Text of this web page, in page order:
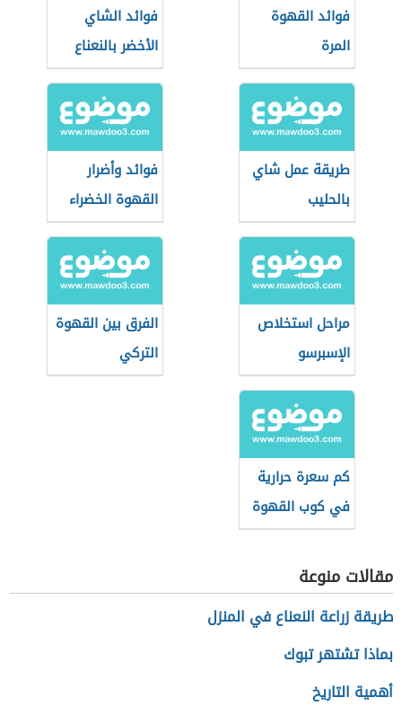
فوائد القهوة
المرة
فوائد الشاي
الأخضر بالنعناع
طريقة عمل شاي
بالحليب
فوائد وأضرار
القهوة الخضراء
مراحل استخلاص
الإسبرسو
الفرق بين القهوة
التركي
والإسبريسو
كم سعرة حرارية
في كوب القهوة
سريعة التحضير
مقالات منوعة
طريقة زراعة النعناع في المنزل
بماذا تشتهر تبوك
أهمية التاريخ